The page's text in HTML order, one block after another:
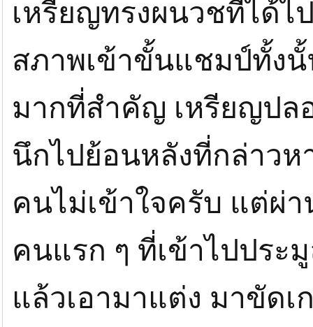
เหรียญทรงผนวชที่ได้
สภาพเข้าขั้นแชมป์ทั้ง
มากที่สำคัญ เหรียญปล
นึกไปย้อนหลังที่กล่าว
คนไม่เข้าใจครับ แต่ผ่
คนแรก ๆ ที่เข้าไปประ
แล้วเอามาแต่ง มาขัด